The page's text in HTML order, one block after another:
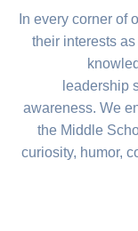
In every corner of
their interests
leadership
awareness. We
the Middle
curiosity, humor,